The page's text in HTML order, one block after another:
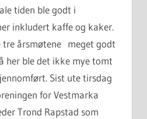
tiden ble godt i
inkludert kaffe og kaker.
tre årsmøtene meget godt
her ble det ikke mye tomt
Sist ute tirsdag
for Vestmarka
Trond Rapstad som